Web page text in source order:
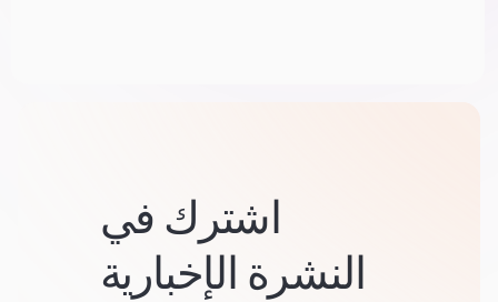
اشترك في
النشرة الإخبارية